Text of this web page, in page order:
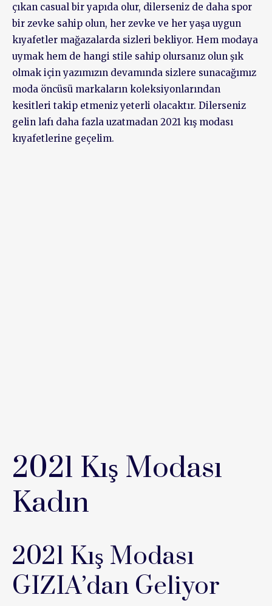
çıkan casual bir yapıda olur, dilerseniz de daha spor
bir zevke sahip olun, her zevke ve her yaşa uygun
kıyafetler mağazalarda sizleri bekliyor. Hem modaya
uymak hem de hangi stile sahip olursanız olun şık
olmak için yazımızın devamında sizlere sunacağımız
moda öncüsü markaların koleksiyonlarından
kesitleri takip etmeniz yeterli olacaktır. Dilerseniz
gelin lafı daha fazla uzatmadan 2021 kış modası
kıyafetlerine geçelim.
2021 Kış Modası
Kadın
2021 Kış Modası
GIZIA’dan Geliyor